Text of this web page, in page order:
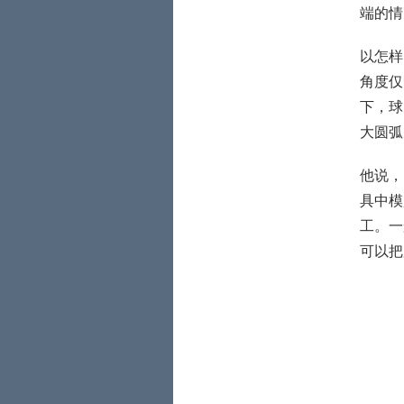
端的
以怎
角度
下，
大圆
他说
具中
工。
可以